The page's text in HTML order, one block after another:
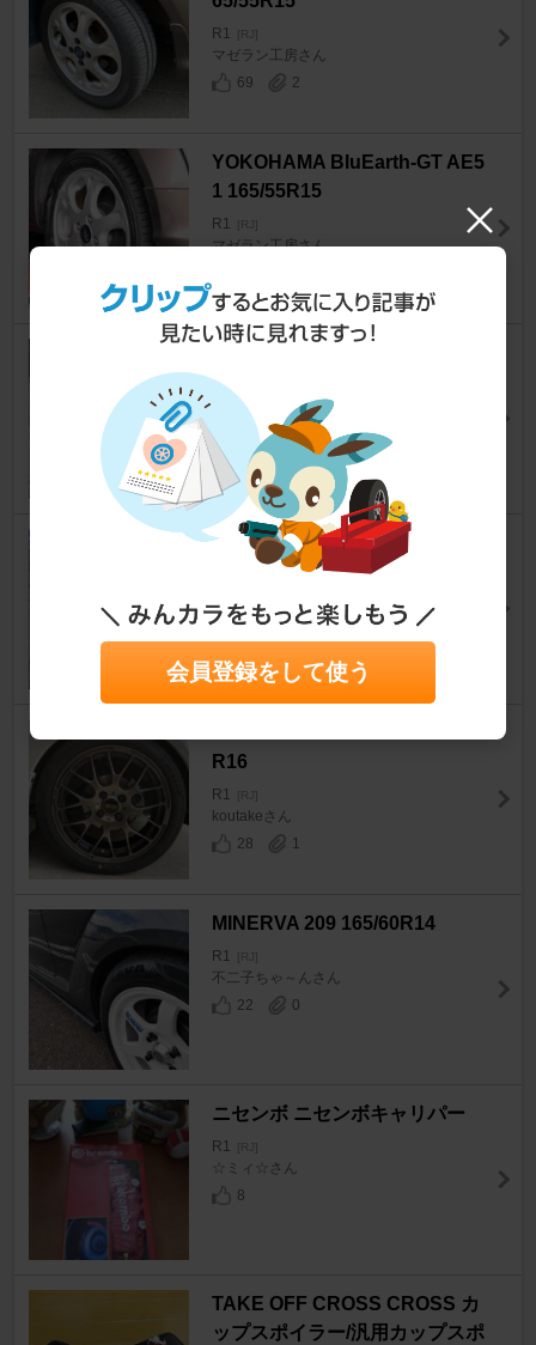
R1 [RJ]
マゼラン工房さん
69
2
YOKOHAMA BluEarth-GT AE5
1 165/55R15
R1 [RJ]
マゼラン工房さん
X3 155/65R14
[RJ]
RAINMAKERさん
18
HIFLY win-turi 216(155/65R14)
11
0
R16
R1 [RJ]
koutakeさん
28
1
MINERVA 209 165/60R14
R1 [RJ]
不二子ちゃ～んさん
22
0
ニセンボ ニセンボキャリパー
R1 [RJ]
☆ミィ☆さん
8
TAKE OFF CROSS CROSS カ
ップスポイラー/汎用カップスポ
会員登録をして使う